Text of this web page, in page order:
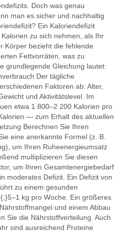
Doch was genau
man es sicher und nachhaltig
Ein Kaloriendefizit
zu sich nehmen, als Ihr
Körper bezieht die fehlende
Fettvorräten, was zu
grundlegende Gleichung lautet:
Der tägliche
Faktoren ab: Alter,
und Aktivitätslevel. Im
etwa 1 800–2 200 Kalorien pro
— zum Erhalt des aktuellen
Berechnen Sie Ihren
eine anerkannte Formel (z. B.
um Ihren Ruheenergieumsatz
multiplizieren Sie diesen
um Ihren Gesamtenergiebedarf
moderates Defizit. Ein Defizit von
zu einem gesunden
kg pro Woche. Ein größeres
und einem Abbau
Sie die Nährstoffverteilung. Auch
sind ausreichend Proteine